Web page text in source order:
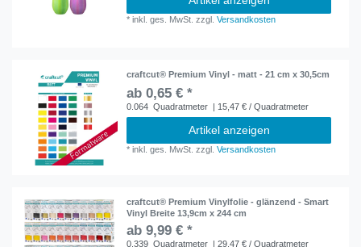
*inkl. ges. MwSt. zzgl.Versandkosten
craftcut® Premium Vinyl - matt - 21 cm x 30,5cm
ab 0,65 € *
0.064 Quadratmeter | 15,47 € / Quadratmeter
Artikel anzeigen
*inkl. ges. MwSt. zzgl.Versandkosten
craftcut® Premium Vinylfolie - glänzend - Smart
Vinyl Breite 13,9cm x 244 cm
ab 9,99 € *
0.339 Quadratmeter | 29,47 € / Quadratmeter